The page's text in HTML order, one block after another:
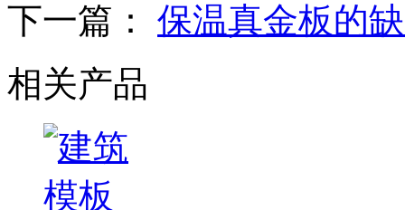
下一篇： 保温真金板的
相关产品